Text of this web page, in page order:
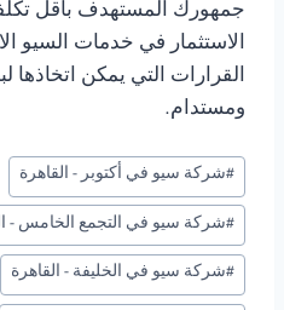
جمهورك المستهدف بأقل
الاستثمار في خدمات السيو
القرارات التي يمكن اتخاذها
ومستدام.
وسوم
المقال:
#شركة سيو في أكتوبر - القاهرة
#شركة سيو في التجمع الخامس -
#شركة سيو في الخليفة - القاهرة